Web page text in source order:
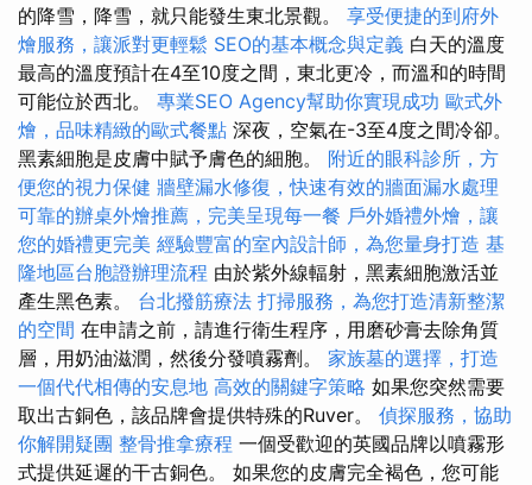
的降雪，降雪，就只能發生東北景觀。 享受便捷的到府外
燴服務，讓派對更輕鬆 SEO的基本概念與定義 白天的溫度
最高的溫度預計在4至10度之間，東北更冷，而溫和的時間
可能位於西北。 專業SEO Agency幫助你實現成功 歐式外
燴，品味精緻的歐式餐點 深夜，空氣在-3至4度之間冷卻。
黑素細胞是皮膚中賦予膚色的細胞。 附近的眼科診所，方
便您的視力保健 牆壁漏水修復，快速有效的牆面漏水處理
可靠的辦桌外燴推薦，完美呈現每一餐 戶外婚禮外燴，讓
您的婚禮更完美 經驗豐富的室內設計師，為您量身打造 基
隆地區台胞證辦理流程 由於紫外線輻射，黑素細胞激活並
產生黑色素。 台北撥筋療法 打掃服務，為您打造清新整潔
的空間 在申請之前，請進行衛生程序，用磨砂膏去除角質
層，用奶油滋潤，然後分發噴霧劑。 家族墓的選擇，打造
一個代代相傳的安息地 高效的關鍵字策略 如果您突然需要
取出古銅色，該品牌會提供特殊的Ruver。 偵探服務，協助
你解開疑團 整骨推拿療程 一個受歡迎的英國品牌以噴霧形
式提供延遲的干古銅色。 如果您的皮膚完全褐色，您可能